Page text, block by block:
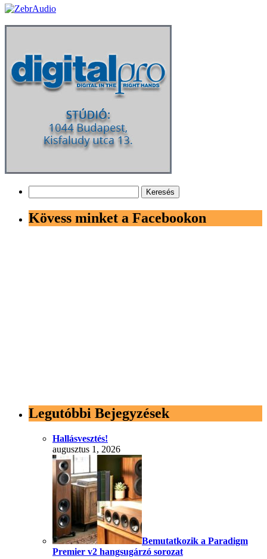
Kövess minket a Facebookon
Legutóbbi Bejegyzések
Hallásvesztés!
augusztus 1, 2026
Bemutatkozik a Paradigm
Premier v2 hangsugárzó sorozat